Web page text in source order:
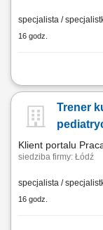
specjalista /
16 godz.
Codzienne
Samodzielne
ekonomicznych
Trener
Klient portalu
siedziba firmy: Łódź
specjalista /
16 godz.